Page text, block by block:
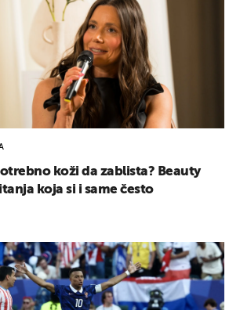
koži da zablista? Beauty
koja si i same često